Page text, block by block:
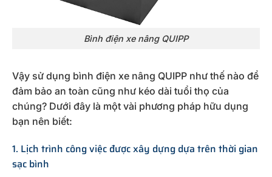
Bình điện xe nâng QUIPP
Vậy sử dụng bình điện xe nâng QUIPP như thế nào để
đảm bảo an toàn cũng như kéo dài tuổi thọ của
chúng? Dưới đây là một vài phương pháp hữu dụng
bạn nên biết:
1. Lịch trình công việc được xây dựng dựa trên thời gian
sạc bình